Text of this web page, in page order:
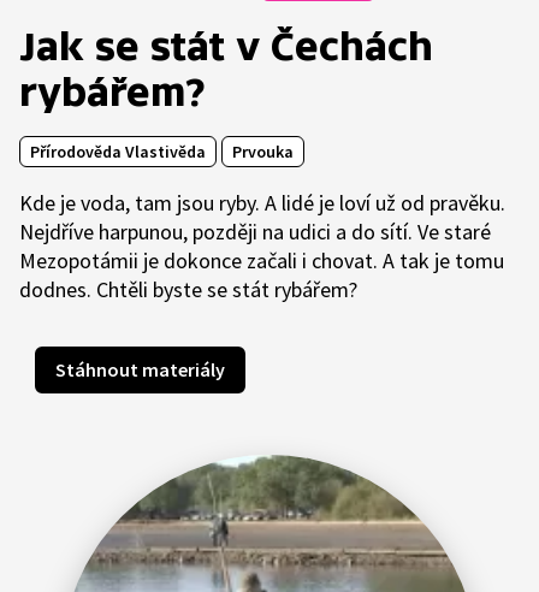
Jak se stát v Čechách
rybářem?
Přírodověda Vlastivěda Prvouka
Kde je voda, tam jsou ryby. A lidé je loví už od pravěku.
Nejdříve harpunou, později na udici a do sítí. Ve staré
Mezopotámii je dokonce začali i chovat. A tak je tomu
dodnes. Chtěli byste se stát rybářem?
Stáhnout materiály